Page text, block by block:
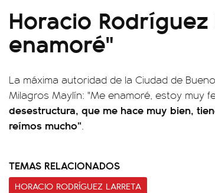
Horacio
enamoré"
La máxima autoridad de la Ciudad de
Milagros Maylín: "Me enamoré, estoy muy
desestructura, que me hace muy bien,
reímos mucho”.
TEMAS RELACIONADOS
HORACIO RODRÍGUEZ LARRETA